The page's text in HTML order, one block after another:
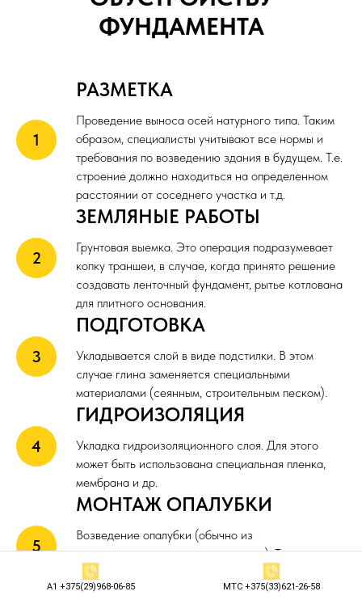
ФУНДАМЕНТА
РАЗМЕТКА
Проведение выноса осей натурного типа. Таким
образом, специалисты учитывают все нормы и
требования по возведению здания в будущем. Т.е.
строение должно находиться на определенном
расстоянии от соседнего участка и т.д.
ЗЕМЛЯНЫЕ РАБОТЫ
Грунтовая выемка. Это операция подразумевает
копку траншеи, в случае, когда принято решение
создавать ленточный фундамент, рытье котлована
для плитного основания.
ПОДГОТОВКА
Укладывается слой в виде подстилки. В этом
случае глина заменяется специальными
материалами (сеянным, строительным песком).
ГИДРОИЗОЛЯЦИЯ
Укладка гидроизоляционного слоя. Для этого
может быть использована специальная пленка,
мембрана и др.
МОНТАЖ ОПАЛУБКИ
Возведение опалубки (обычно из
специализированных мелких щитов). Тип
конструкции зависит от выбранного вида
фундамента.
А1 +375(29)968-06-85 МТС +375(33)621-26-58